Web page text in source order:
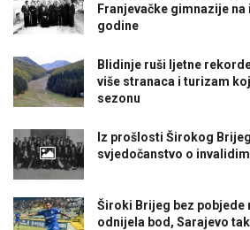
Franjevačke gimnazije
godine
Blidinje ruši ljetne
više stranaca i turizam
sezonu
Iz prošlosti Širokog
svjedočanstvo o
Široki Brijeg bez pobjede
odnijela bod, Sarajevo